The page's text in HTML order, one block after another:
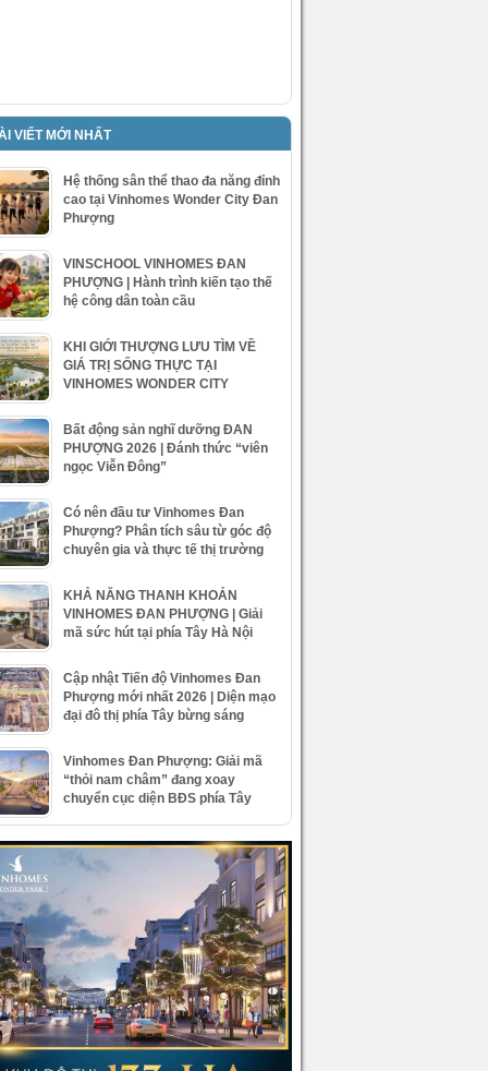
VIẾT MỚI NHẤT
Hệ thống sân thể thao đa năng đỉnh
cao tại Vinhomes Wonder City Đan
Phượng
VINSCHOOL VINHOMES ĐAN
PHƯỢNG | Hành trình kiến tạo thế
hệ công dân toàn cầu
KHI GIỚI THƯỢNG LƯU TÌM VỀ
GIÁ TRỊ SỐNG THỰC TẠI
VINHOMES WONDER CITY
Bất động sản nghĩ dưỡng ĐAN
PHƯỢNG 2026 | Đánh thức “viên
ngọc Viễn Đông”
Có nên đầu tư Vinhomes Đan
Phượng? Phân tích sâu từ góc độ
chuyên gia và thực tế thị trường
KHẢ NĂNG THANH KHOẢN
VINHOMES ĐAN PHƯỢNG | Giải
mã sức hút tại phía Tây Hà Nội
Cập nhật Tiến độ Vinhomes Đan
Phượng mới nhất 2026 | Diện mạo
đại đô thị phía Tây bừng sáng
Vinhomes Đan Phượng: Giải mã
“thỏi nam châm” đang xoay
chuyển cục diện BĐS phía Tây